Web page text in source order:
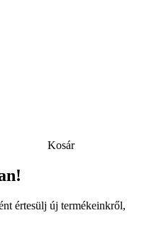
Kosár
értesülj új termékeinkről,